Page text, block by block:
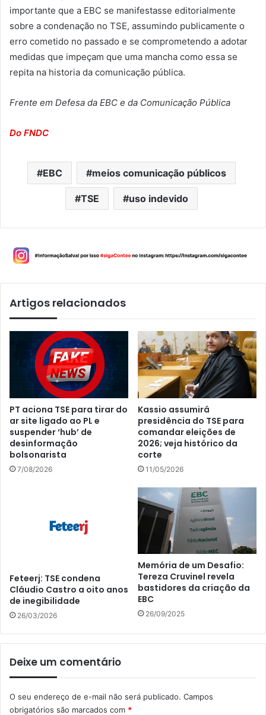
importante que a EBC se manifestasse editorialmente
sobre a condenação no TSE, assumindo publicamente o
erro cometido no passado e se comprometendo a adotar
medidas que impeçam que uma mancha como essa se
repita na historia da comunicação pública.
Frente em Defesa da EBC e da Comunicação Pública
Do FNDC
EBC meios comunicação públicos
TSE uso indevido
Artigos relacionados
PT aciona TSE para tirar do
ar site ligado ao PL e
suspender ‘hub’ de
desinformação
bolsonarista
7/08/2026
Kassio assumirá
presidência do TSE para
comandar eleições de
2026; veja histórico da
corte
11/05/2026
Feteerj: TSE condena
Cláudio Castro a oito anos
de inegibilidade
26/03/2026
Memória de um Desafio:
Tereza Cruvinel revela
bastidores da criação da
EBC
26/09/2025
Deixe um comentário
O seu endereço de e-mail não será publicado. Campos
obrigatórios são marcados com *